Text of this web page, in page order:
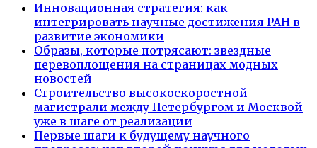
Инновационная стратегия: как
интегрировать научные достижения РАН в
развитие экономики
Образы, которые потрясают: звездные
перевоплощения на страницах модных
новостей
Строительство высокоскоростной
магистрали между Петербургом и Москвой
уже в шаге от реализации
Первые шаги к будущему научного